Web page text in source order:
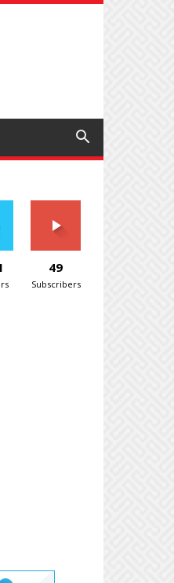
49
Subscribers